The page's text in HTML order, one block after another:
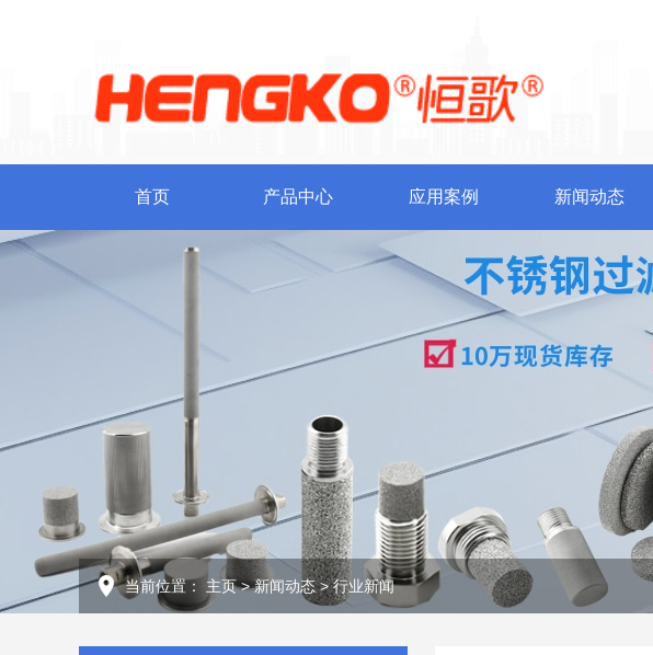
首页 产品中心 应用案例 新闻动态
当前位置： 主页>新闻动态>行业新闻